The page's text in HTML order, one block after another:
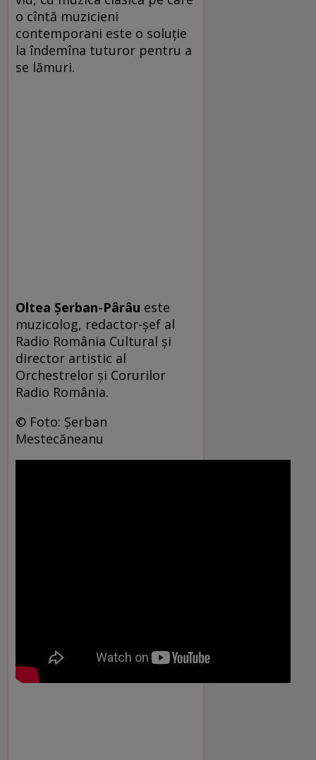
o cîntă muzicieni
contemporani este o soluţie
la îndemîna tuturor pentru a
se lămuri.
Oltea Şerban-Pârâu este
muzicolog, redactor-şef al
Radio România Cultural şi
director artistic al
Orchestrelor şi Corurilor
Radio România.
© Foto: Şerban
Mestecăneanu